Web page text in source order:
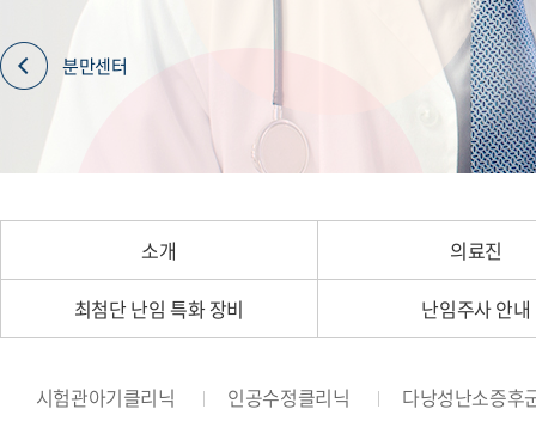
분만센터
소개 의료진
최첨단 난임 특화 장비 난임주사 안내
시험관아기클리닉 인공수정클리닉
다낭성난소증후